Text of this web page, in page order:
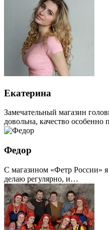
Екатерина
Замечательный магазин
довольна, качество
Федор
С магазином «Фетр России» я
делаю регулярно, и…